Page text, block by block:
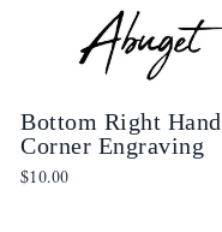
Bottom Right Hand
Corner Engraving
$10.00